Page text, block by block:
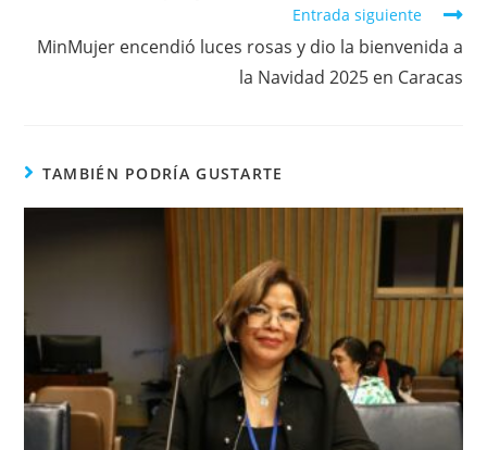
Entrada siguiente
MinMujer encendió luces rosas y dio la bienvenida a
la Navidad 2025 en Caracas
TAMBIÉN PODRÍA GUSTARTE